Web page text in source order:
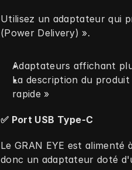
Utilisez un adaptateur qui
(Power Delivery) ».
Adaptateurs affichant
La description du
rapide »
✅ Port USB Type‑C
Le GRAN EYE est
donc un adaptateur doté